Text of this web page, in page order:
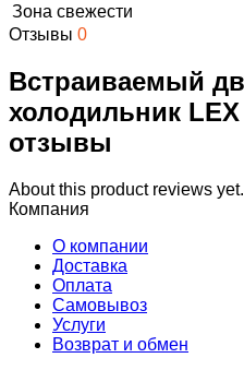
Зона свежести
Отзывы 0
Встраиваемый
холодильник LEX
отзывы
About this product reviews
Компания
О компании
Доставка
Оплата
Самовывоз
Услуги
Возврат и обмен